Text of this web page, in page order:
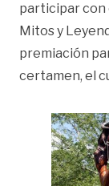
participar con
Mitos y
premiación
certamen, el